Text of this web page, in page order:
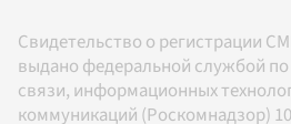
Свидетельство о регистрации
выдано федеральной службой
связи, информационных
коммуникаций (Роскомнадзор)